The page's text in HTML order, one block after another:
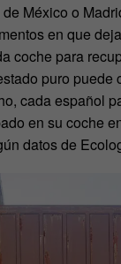
México o
en que
coche para
puro puede
cada español
en su coche
datos de